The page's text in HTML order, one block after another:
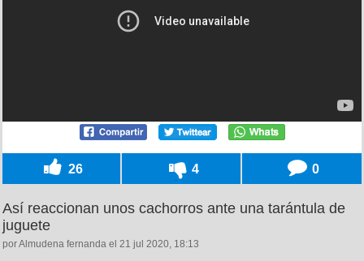
26 4 0
Así reaccionan unos cachorros ante una tarántula de
juguete
por Almudena fernanda el 21 jul 2020, 18:13